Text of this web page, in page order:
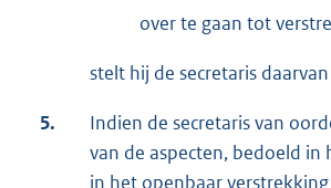
over te gaan tot
stelt hij de secretaris
5.
Indien de secretaris van
van de aspecten, bedoeld in
in het openbaar